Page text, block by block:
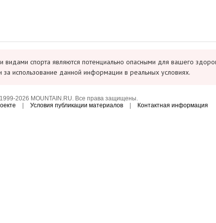
видами спорта являются потенциально опасными для вашего
за использование данной информации в реальных условиях.
2026 MOUNTAIN.RU. Все права защищены.
Условия публикации материалов Контактная информация